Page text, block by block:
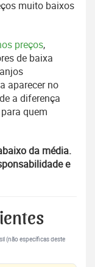
muito baixos
preços,
de baixa
aparecer no
a diferença
quem
da média.
e
(não específicas deste